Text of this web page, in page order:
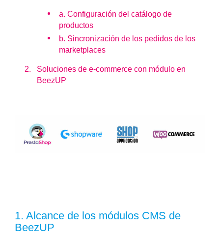
a. Configuración del catálogo de
productos
b. Sincronización de los pedidos de los
marketplaces
Soluciones de e-commerce con módulo en
BeezUP
1. Alcance de los módulos CMS de
BeezUP